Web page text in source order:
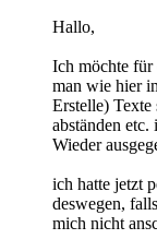
Hallo,
Ich möchte für
man wie hier
Erstelle) Texte
abständen
Wieder
ich hatte jetzt
deswegen,
mich nicht